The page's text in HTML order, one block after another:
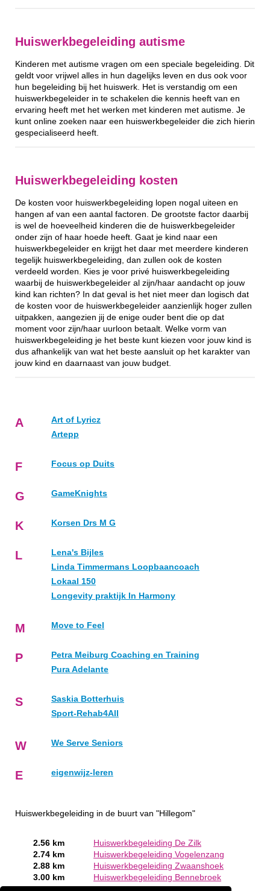
Huiswerkbegeleiding autisme
Kinderen met autisme vragen om een speciale begeleiding. Dit
geldt voor vrijwel alles in hun dagelijks leven en dus ook voor
hun begeleiding bij het huiswerk. Het is verstandig om een
huiswerkbegeleider in te schakelen die kennis heeft van en
ervaring heeft met het werken met kinderen met autisme. Je
kunt online zoeken naar een huiswerkbegeleider die zich hierin
gespecialiseerd heeft.
Huiswerkbegeleiding kosten
De kosten voor huiswerkbegeleiding lopen nogal uiteen en
hangen af van een aantal factoren. De grootste factor daarbij
is wel de hoeveelheid kinderen die de huiswerkbegeleider
onder zijn of haar hoede heeft. Gaat je kind naar een
huiswerkbegeleider en krijgt het daar met meerdere kinderen
tegelijk huiswerkbegeleiding, dan zullen ook de kosten
verdeeld worden. Kies je voor privé huiswerkbegeleiding
waarbij de huiswerkbegeleider al zijn/haar aandacht op jouw
kind kan richten? In dat geval is het niet meer dan logisch dat
de kosten voor de huiswerkbegeleider aanzienlijk hoger zullen
uitpakken, aangezien jij de enige ouder bent die op dat
moment voor zijn/haar uurloon betaalt. Welke vorm van
huiswerkbegeleiding je het beste kunt kiezen voor jouw kind is
dus afhankelijk van wat het beste aansluit op het karakter van
jouw kind en daarnaast van jouw budget.
A
Art of Lyricz
Artepp
F Focus op Duits
G GameKnights
K Korsen Drs M G
L
Lena's Bijles
Linda Timmermans Loopbaancoach
Lokaal 150
Longevity praktijk In Harmony
M Move to Feel
P
Petra Meiburg Coaching en Training
Pura Adelante
S
Saskia Botterhuis
Sport-Rehab4All
W We Serve Seniors
E eigenwijz-leren
Huiswerkbegeleiding in de buurt van "Hillegom"
2.56 km
Huiswerkbegeleiding De Zilk
2.74 km
Huiswerkbegeleiding Vogelenzang
2.88 km
Huiswerkbegeleiding Zwaanshoek
3.00 km
Huiswerkbegeleiding Bennebroek